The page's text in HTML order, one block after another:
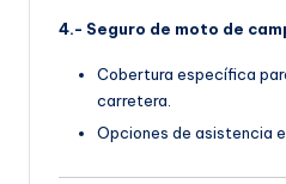
4.- Seguro de moto de
Cobertura específica
carretera.
Opciones de asistencia